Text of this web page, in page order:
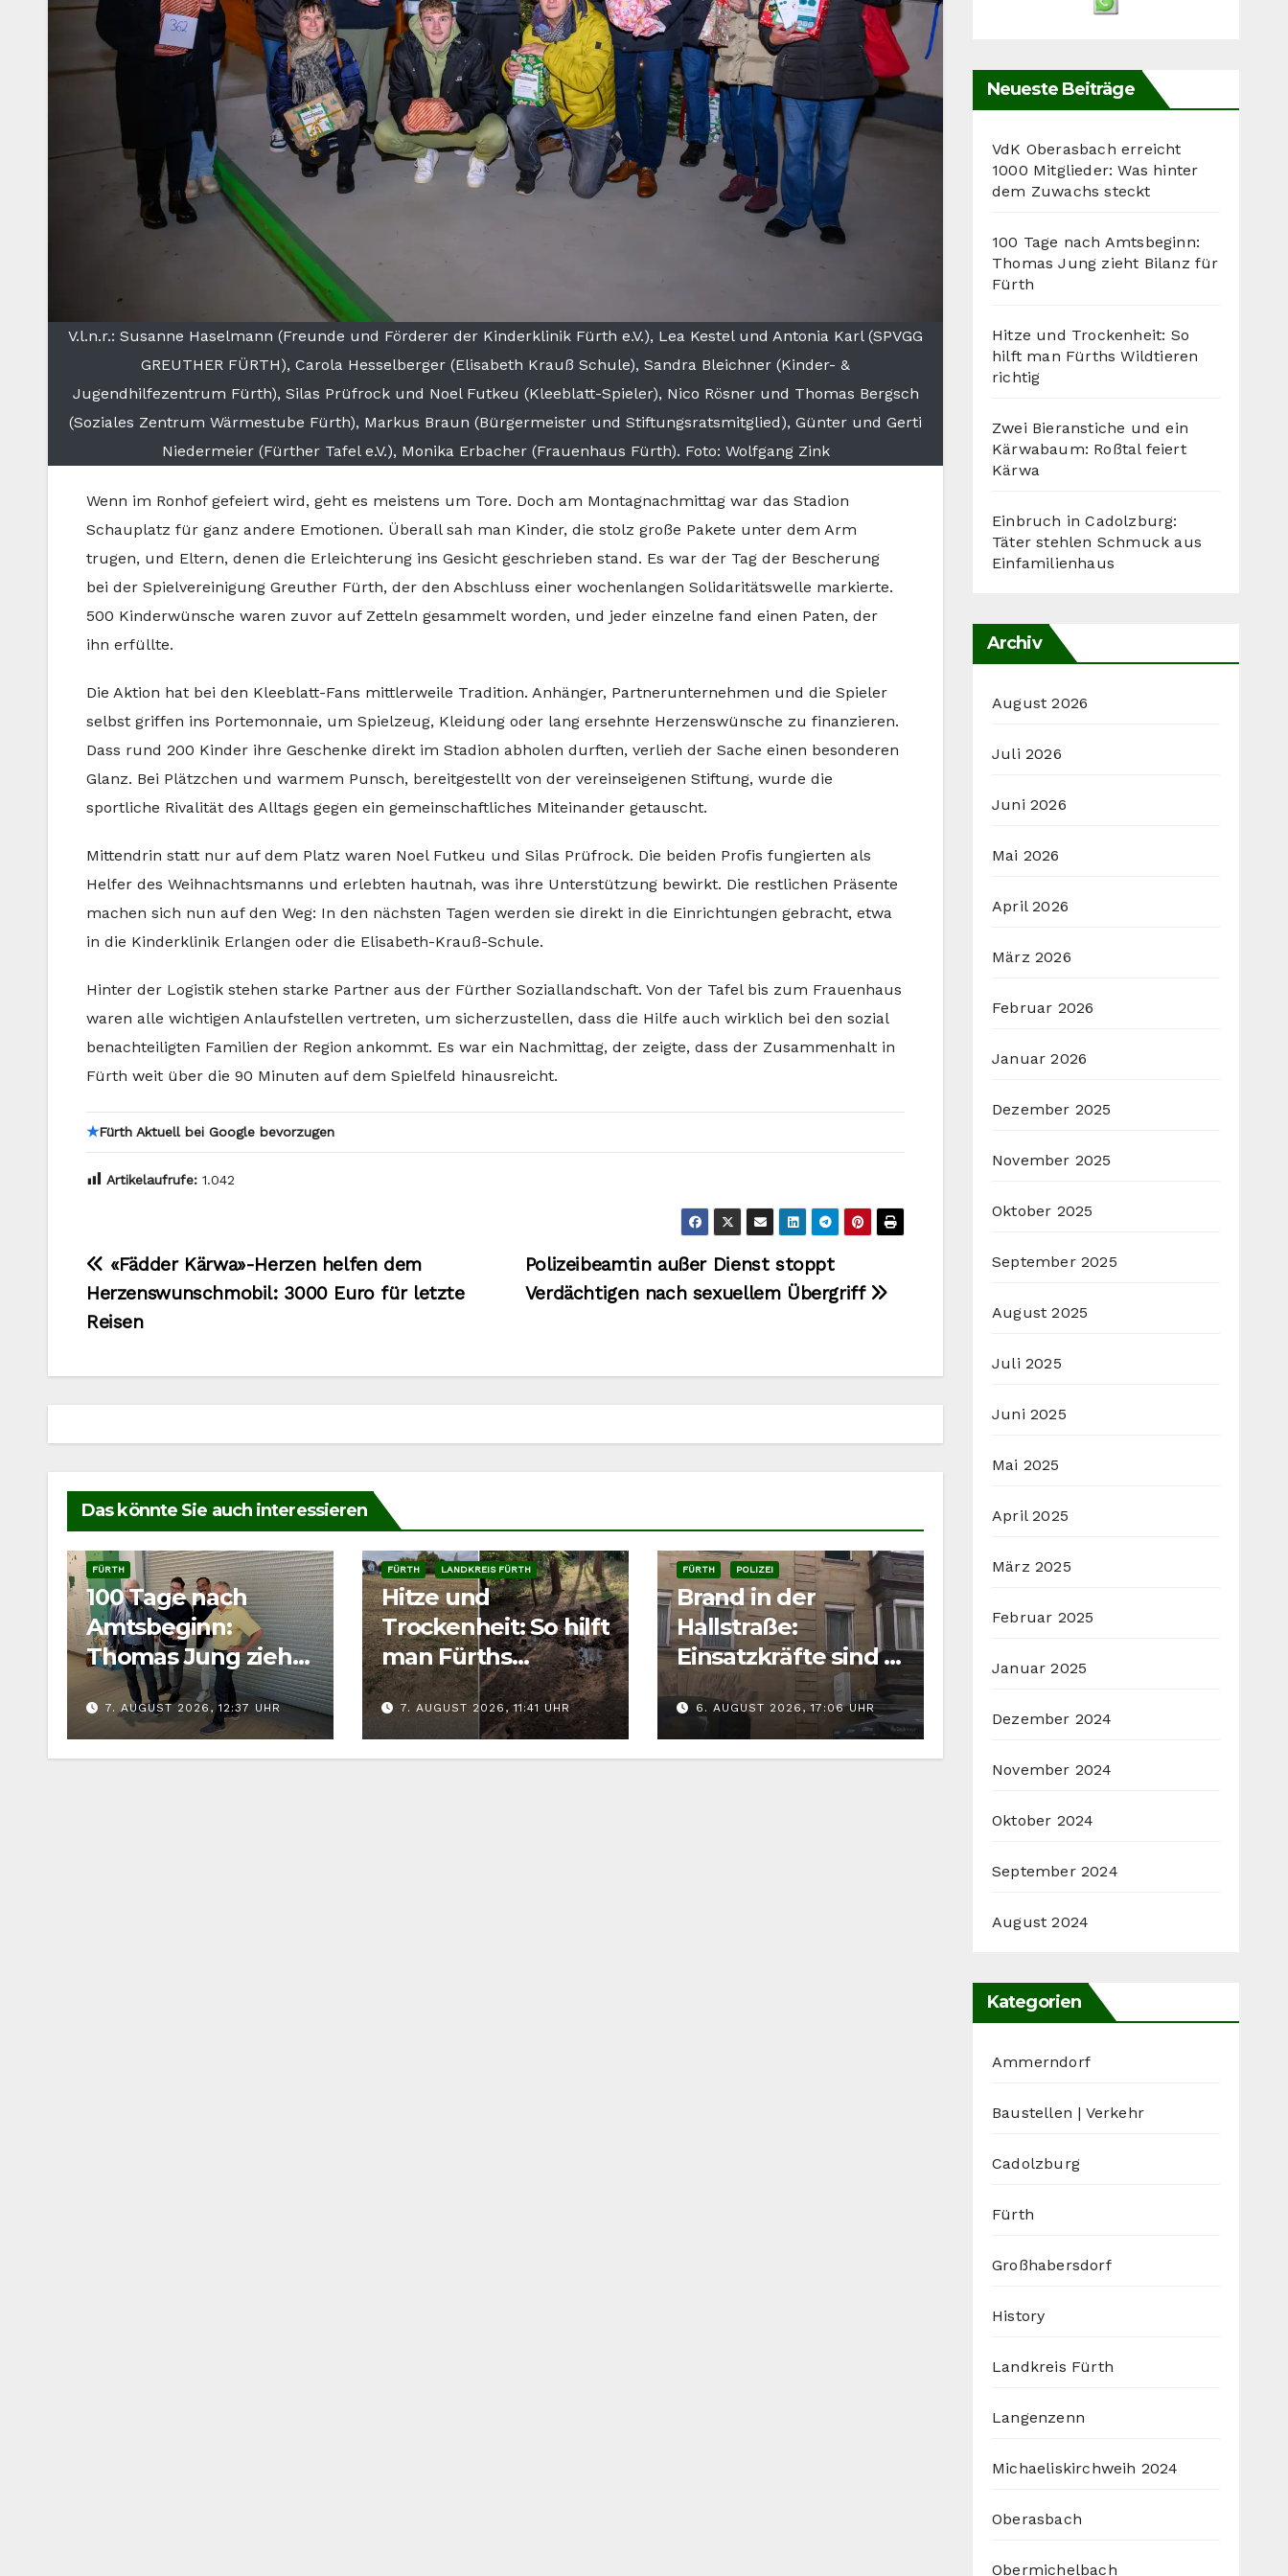
V.l.n.r.: Susanne Haselmann (Freunde und Förderer der Kinderklinik Fürth e.V.), Lea Kestel und Antonia Karl (SPVGG
GREUTHER FÜRTH), Carola Hesselberger (Elisabeth Krauß Schule), Sandra Bleichner (Kinder- &
Jugendhilfezentrum Fürth), Silas Prüfrock und Noel Futkeu (Kleeblatt-Spieler), Nico Rösner und Thomas Bergsch
(Soziales Zentrum Wärmestube Fürth), Markus Braun (Bürgermeister und Stiftungsratsmitglied), Günter und Gerti
Niedermeier (Fürther Tafel e.V.), Monika Erbacher (Frauenhaus Fürth). Foto: Wolfgang Zink
Wenn im Ronhof gefeiert wird, geht es meistens um Tore. Doch am Montagnachmittag war das Stadion
Schauplatz für ganz andere Emotionen. Überall sah man Kinder, die stolz große Pakete unter dem Arm
trugen, und Eltern, denen die Erleichterung ins Gesicht geschrieben stand. Es war der Tag der Bescherung
bei der Spielvereinigung Greuther Fürth, der den Abschluss einer wochenlangen Solidaritätswelle markierte.
500 Kinderwünsche waren zuvor auf Zetteln gesammelt worden, und jeder einzelne fand einen Paten, der
ihn erfüllte.
Die Aktion hat bei den Kleeblatt-Fans mittlerweile Tradition. Anhänger, Partnerunternehmen und die Spieler
selbst griffen ins Portemonnaie, um Spielzeug, Kleidung oder lang ersehnte Herzenswünsche zu finanzieren.
Dass rund 200 Kinder ihre Geschenke direkt im Stadion abholen durften, verlieh der Sache einen besonderen
Glanz. Bei Plätzchen und warmem Punsch, bereitgestellt von der vereinseigenen Stiftung, wurde die
sportliche Rivalität des Alltags gegen ein gemeinschaftliches Miteinander getauscht.
Mittendrin statt nur auf dem Platz waren Noel Futkeu und Silas Prüfrock. Die beiden Profis fungierten als
Helfer des Weihnachtsmanns und erlebten hautnah, was ihre Unterstützung bewirkt. Die restlichen Präsente
machen sich nun auf den Weg: In den nächsten Tagen werden sie direkt in die Einrichtungen gebracht, etwa
in die Kinderklinik Erlangen oder die Elisabeth-Krauß-Schule.
Hinter der Logistik stehen starke Partner aus der Fürther Soziallandschaft. Von der Tafel bis zum Frauenhaus
waren alle wichtigen Anlaufstellen vertreten, um sicherzustellen, dass die Hilfe auch wirklich bei den sozial
benachteiligten Familien der Region ankommt. Es war ein Nachmittag, der zeigte, dass der Zusammenhalt in
Fürth weit über die 90 Minuten auf dem Spielfeld hinausreicht.
★Fürth Aktuell bei Google bevorzugen
Artikelaufrufe: 1.042
Beitragsnavigation
Polizeibeamtin außer Dienst stoppt
Verdächtigen nach sexuellem Übergriff
«Fädder Kärwa»-Herzen helfen dem
Herzenswunschmobil: 3000 Euro für letzte
Reisen
Das könnte Sie auch interessieren
FÜRTH
100 Tage nach
Amtsbeginn:
Thomas Jung zieht
Bilanz für Fürth
7. AUGUST 2026, 12:37 UHR
FÜRTH LANDKREIS FÜRTH
Hitze und
Trockenheit: So hilft
man Fürths
Wildtieren richtig
7. AUGUST 2026, 11:41 UHR
FÜRTH POLIZEI
Brand in der
Hallstraße:
Einsatzkräfte sind in
der Fürther
Innenstadt
gefordert
6. AUGUST 2026, 17:06 UHR
Neueste Beiträge
VdK Oberasbach erreicht
1000 Mitglieder: Was hinter
dem Zuwachs steckt
100 Tage nach Amtsbeginn:
Thomas Jung zieht Bilanz für
Fürth
Hitze und Trockenheit: So
hilft man Fürths Wildtieren
richtig
Zwei Bieranstiche und ein
Kärwabaum: Roßtal feiert
Kärwa
Einbruch in Cadolzburg:
Täter stehlen Schmuck aus
Einfamilienhaus
Archiv
August 2026
Juli 2026
Juni 2026
Mai 2026
April 2026
März 2026
Februar 2026
Januar 2026
Dezember 2025
November 2025
Oktober 2025
September 2025
August 2025
Juli 2025
Juni 2025
Mai 2025
April 2025
März 2025
Februar 2025
Januar 2025
Dezember 2024
November 2024
Oktober 2024
September 2024
August 2024
Kategorien
Ammerndorf
Baustellen | Verkehr
Cadolzburg
Fürth
Großhabersdorf
History
Landkreis Fürth
Langenzenn
Michaeliskirchweih 2024
Oberasbach
Obermichelbach